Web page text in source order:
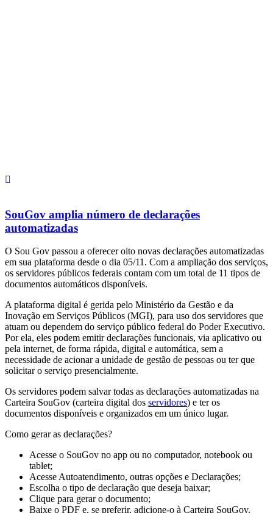
SouGov amplia número de declarações
automatizadas
O Sou Gov passou a oferecer oito novas declarações automatizadas
em sua plataforma desde o dia 05/11. Com a ampliação dos serviços,
os servidores públicos federais contam com um total de 11 tipos de
documentos automáticos disponíveis.
A plataforma digital é gerida pelo Ministério da Gestão e da
Inovação em Serviços Públicos (MGI), para uso dos servidores que
atuam ou dependem do serviço público federal do Poder Executivo.
Por ela, eles podem emitir declarações funcionais, via aplicativo ou
pela internet, de forma rápida, digital e automática, sem a
necessidade de acionar a unidade de gestão de pessoas ou ter que
solicitar o serviço presencialmente.
Os servidores podem salvar todas as declarações automatizadas na
Carteira SouGov (carteira digital dos servidores) e ter os
documentos disponíveis e organizados em um único lugar.
Como gerar as declarações?
Acesse o SouGov no app ou no computador, notebook ou
tablet;
Acesse Autoatendimento, outras opções e Declarações;
Escolha o tipo de declaração que deseja baixar;
Clique para gerar o documento;
Baixe o PDF e, se preferir, adicione-o à Carteira SouGov.